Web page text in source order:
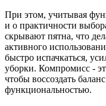
При этом, учитывая
и о практичности
скрывают пятна, что
активного
быстро испачкаться,
уборки. Компромисс -
чтобы воссоздать
функциональностью.